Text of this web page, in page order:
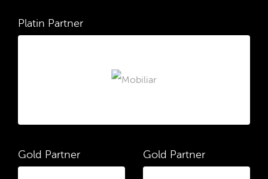
Platin Partner
Gold Partner Gold Partner